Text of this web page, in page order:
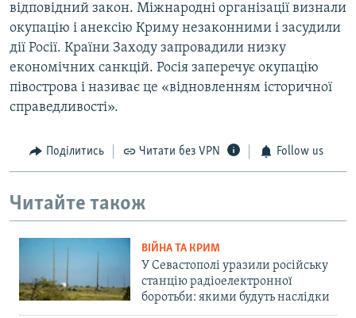
відповідний закон. Міжнародні організації визнали
окупацію і анексію Криму незаконними і засудили
дії Росії. Країни Заходу запровадили низку
економічних санкцій. Росія заперечує окупацію
півострова і називає це «відновленням історичної
справедливості».
Поділитись Читати без VPN Follow us
Читайте також
ВІЙНА ТА КРИМ
У Севастополі уразили російську
станцію радіоелектронної
боротьби: якими будуть наслідки